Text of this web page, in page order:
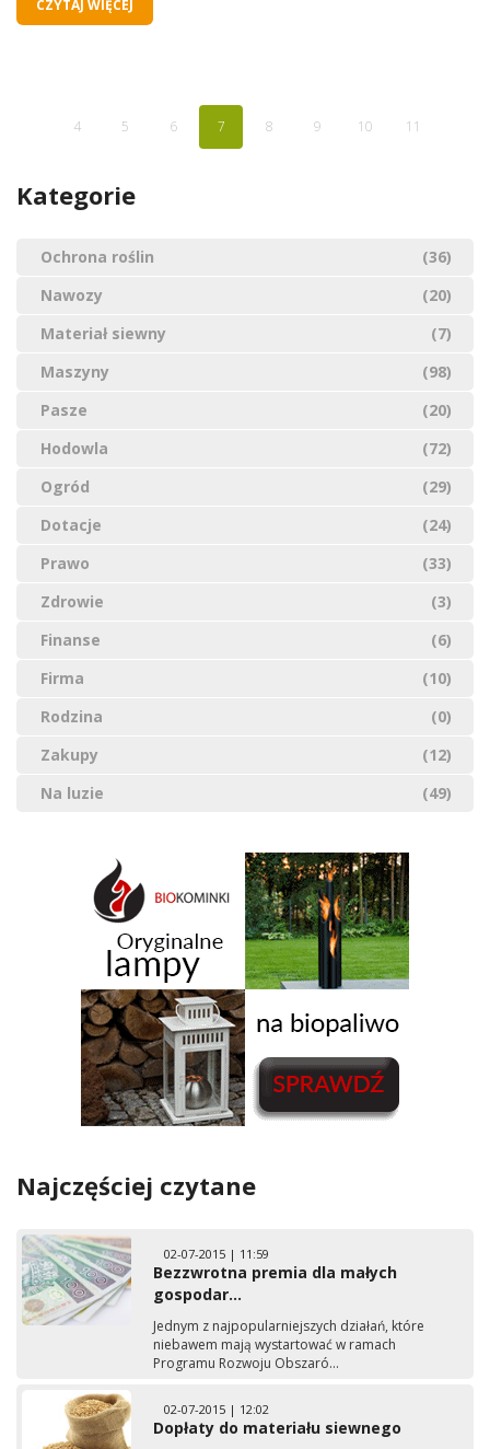
CZYTAJ WIĘCEJ
4 5 6 7 8 9 10 11
Kategorie
Ochrona roślin
(36)
Nawozy
(20)
Materiał siewny
(7)
Maszyny
(98)
Pasze
(20)
Hodowla
(72)
Ogród
(29)
Dotacje
(24)
Prawo
(33)
Zdrowie
(3)
Finanse
(6)
Firma
(10)
Rodzina
(0)
Zakupy
(12)
Na luzie
(49)
Najczęściej czytane
02-07-2015 | 11:59
Bezzwrotna premia dla małych
gospodar...
Jednym z najpopularniejszych działań, które
niebawem mają wystartować w ramach
Programu Rozwoju Obszaró...
02-07-2015 | 12:02
Dopłaty do materiału siewnego